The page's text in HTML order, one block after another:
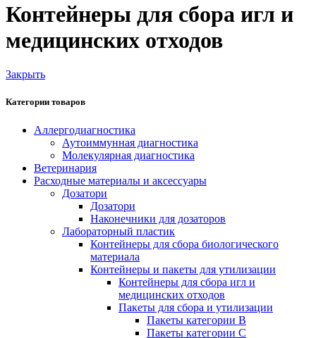
Контейнеры для сбора игл и
медицинских отходов
Закрыть
Категории товаров
Аллергодиагностика
Аутоиммунная диагностика
Молекулярная диагностика
Ветеринария
Расходные материалы и аксессуары
Дозатори
Дозатори
Наконечники для дозаторов
Лабораторный пластик
Контейнеры для сбора биологического
материала
Контейнеры и пакеты для утилизации
Контейнеры для сбора игл и
медицинских отходов
Пакеты для сбора и утилизации
Пакеты категории B
Пакеты категории C